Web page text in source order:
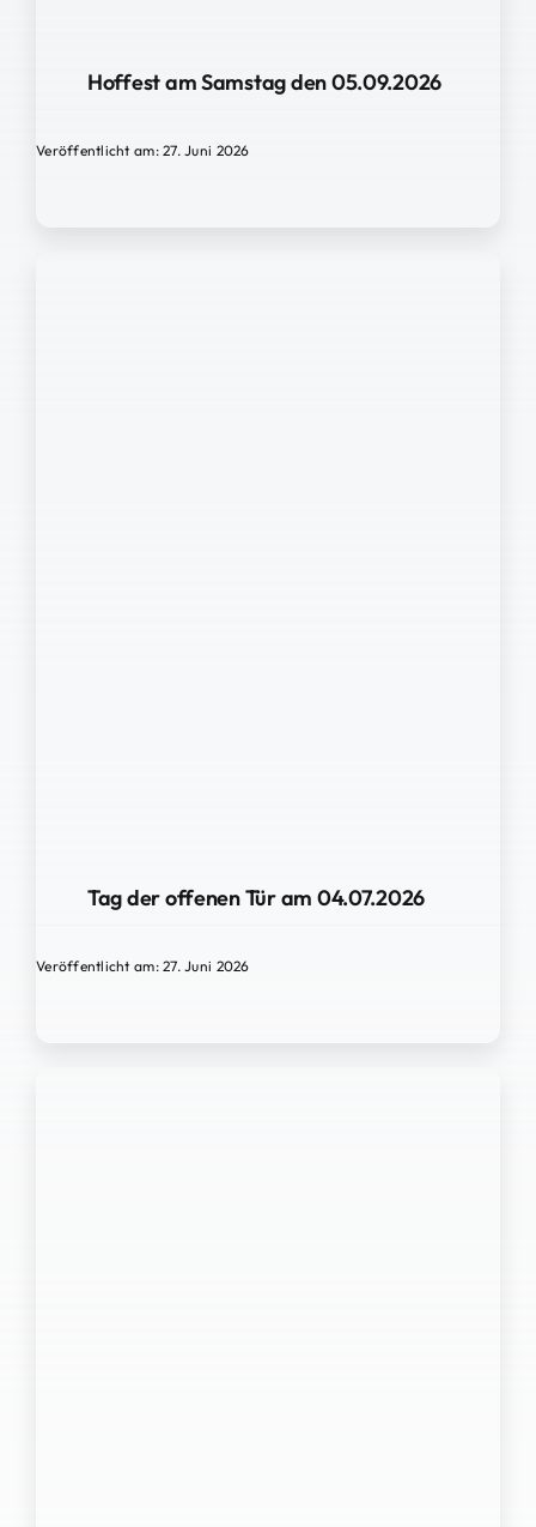
Hoffest am Samstag den 05.09.2026
Veröffentlicht am: 27. Juni 2026
Tag der offenen Tür am 04.07.2026
Veröffentlicht am: 27. Juni 2026